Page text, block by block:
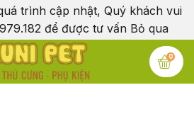
trình cập nhật, Quý khách vui
để được tư vấn Bỏ qua
0